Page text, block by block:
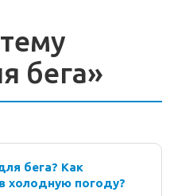
бега»
бега? Как
холодную погоду?